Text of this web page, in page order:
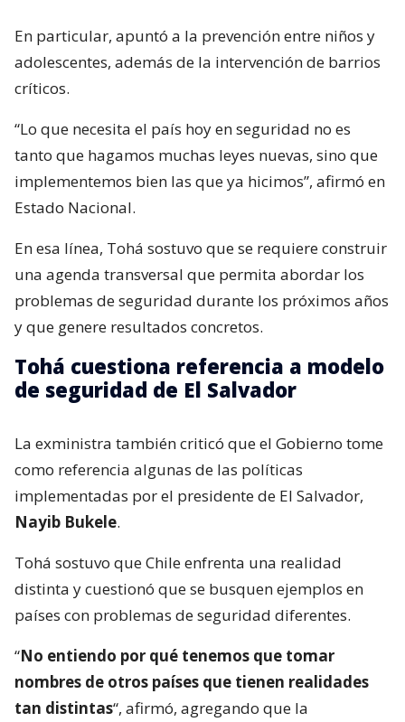
En particular, apuntó a la prevención entre niños y
adolescentes, además de la intervención de barrios
críticos.
“Lo que necesita el país hoy en seguridad no es
tanto que hagamos muchas leyes nuevas, sino que
implementemos bien las que ya hicimos”, afirmó en
Estado Nacional.
En esa línea, Tohá sostuvo que se requiere construir
una agenda transversal que permita abordar los
problemas de seguridad durante los próximos años
y que genere resultados concretos.
Tohá cuestiona referencia a modelo
de seguridad de El Salvador
La exministra también criticó que el Gobierno tome
como referencia algunas de las políticas
implementadas por el presidente de El Salvador,
Nayib Bukele.
Tohá sostuvo que Chile enfrenta una realidad
distinta y cuestionó que se busquen ejemplos en
países con problemas de seguridad diferentes.
“No entiendo por qué tenemos que tomar
nombres de otros países que tienen realidades
tan distintas“, afirmó, agregando que la